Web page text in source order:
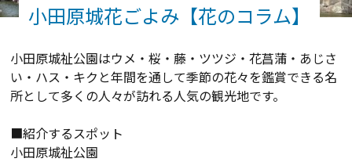
小田原城花ごよみ【花のコラム】
小田原城祉公園はウメ・桜・藤・ツツジ・花菖蒲・あじさ
い・ハス・キクと年間を通して季節の花々を鑑賞できる名
所として多くの人々が訪れる人気の観光地です。
■紹介するスポット
小田原城祉公園